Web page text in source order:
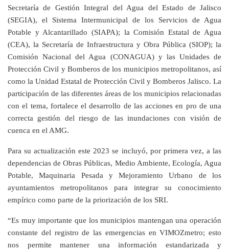
Secretaría de Gestión Integral del Agua del Estado de Jalisco
(SEGIA), el Sistema Intermunicipal de los Servicios de Agua
Potable y Alcantarillado (SIAPA); la Comisión Estatal de Agua
(CEA), la Secretaría de Infraestructura y Obra Pública (SIOP); la
Comisión Nacional del Agua (CONAGUA) y las Unidades de
Protección Civil y Bomberos de los municipios metropolitanos, así
como la Unidad Estatal de Protección Civil y Bomberos Jalisco. La
participación de las diferentes áreas de los municipios relacionadas
con el tema, fortalece el desarrollo de las acciones en pro de una
correcta gestión del riesgo de las inundaciones con visión de
cuenca en el AMG.
Para su actualización este 2023 se incluyó, por primera vez, a las
dependencias de Obras Públicas, Medio Ambiente, Ecología, Agua
Potable, Maquinaria Pesada y Mejoramiento Urbano de los
ayuntamientos metropolitanos para integrar su conocimiento
empírico como parte de la priorización de los SRI.
“Es muy importante que los municipios mantengan una operación
constante del registro de las emergencias en VIMOZmetro; esto
nos permite mantener una información estandarizada y